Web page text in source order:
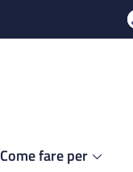
Come fare per